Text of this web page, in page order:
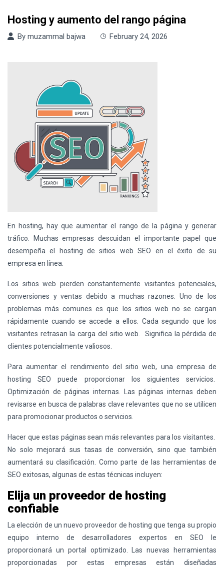
Hosting y aumento del rango página
By muzammal bajwa February 24, 2026
En hosting, hay que aumentar el rango de la página y generar
tráfico. Muchas empresas descuidan el importante papel que
desempeña el hosting de sitios web SEO en el éxito de su
empresa en línea.
Los sitios web pierden constantemente visitantes potenciales,
conversiones y ventas debido a muchas razones. Uno de los
problemas más comunes es que los sitios web no se cargan
rápidamente cuando se accede a ellos. Cada segundo que los
visitantes retrasan la carga del sitio web. Significa la pérdida de
clientes potencialmente valiosos.
Para aumentar el rendimiento del sitio web, una empresa de
hosting SEO puede proporcionar los siguientes servicios.
Optimización de páginas internas. Las páginas internas deben
revisarse en busca de palabras clave relevantes que no se utilicen
para promocionar productos o servicios.
Hacer que estas páginas sean más relevantes para los visitantes.
No solo mejorará sus tasas de conversión, sino que también
aumentará su clasificación. Como parte de las herramientas de
SEO exitosas, algunas de estas técnicas incluyen:
Elija un proveedor de hosting
confiable
La elección de un nuevo proveedor de hosting que tenga su propio
equipo interno de desarrolladores expertos en SEO le
proporcionará un portal optimizado. Las nuevas herramientas
proporcionadas por estas empresas están diseñadas